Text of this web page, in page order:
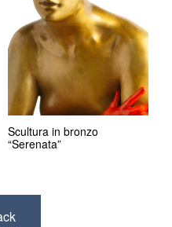
Scultura in bronzo
“Serenata”